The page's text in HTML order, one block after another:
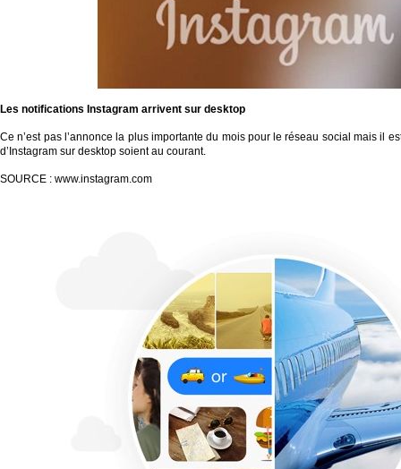
Les notifications Instagram arrivent sur desktop
Ce n’est pas l’annonce la plus importante du mois pour le réseau social mais il
d’Instagram sur desktop soient au courant.
SOURCE : www.instagram.com